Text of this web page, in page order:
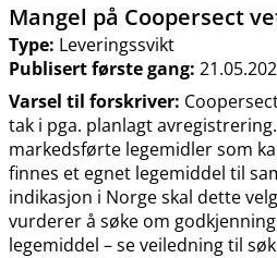
Mangel på Coopersect
Type: Leveringssvikt
Publisert første gang:
Varsel til forskriver:
tak i pga. planlagt
markedsførte legemidler som
finnes et egnet legemiddel til
indikasjon i Norge skal dette
vurderer å søke om
legemiddel – se veiledning til